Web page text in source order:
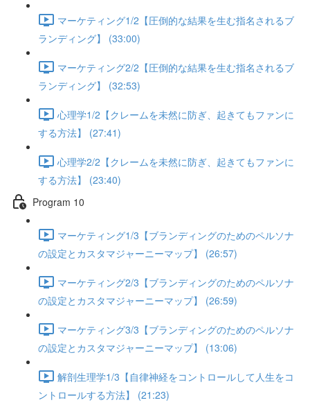
マーケティング1/2【圧倒的な結果を生む指名されるブ
ランディング】 (33:00)
マーケティング2/2【圧倒的な結果を生む指名されるブ
ランディング】 (32:53)
心理学1/2【クレームを未然に防ぎ、起きてもファンに
する方法】 (27:41)
心理学2/2【クレームを未然に防ぎ、起きてもファンに
する方法】 (23:40)
Program 10
マーケティング1/3【ブランディングのためのペルソナ
の設定とカスタマジャーニーマップ】 (26:57)
マーケティング2/3【ブランディングのためのペルソナ
の設定とカスタマジャーニーマップ】 (26:59)
マーケティング3/3【ブランディングのためのペルソナ
の設定とカスタマジャーニーマップ】 (13:06)
解剖生理学1/3【自律神経をコントロールして人生をコ
ントロールする方法】 (21:23)